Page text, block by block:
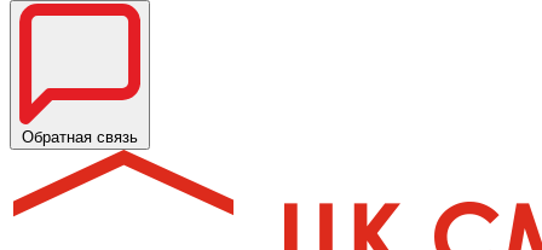
Обратная связь